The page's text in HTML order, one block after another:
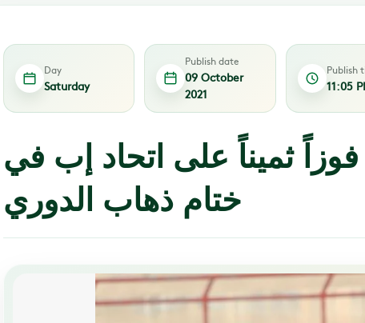
Day
Saturday
Publish date
09 October
2021
Publish
11:05
ثميناً على اتحاد إب في
ختام ذهاب الدوري